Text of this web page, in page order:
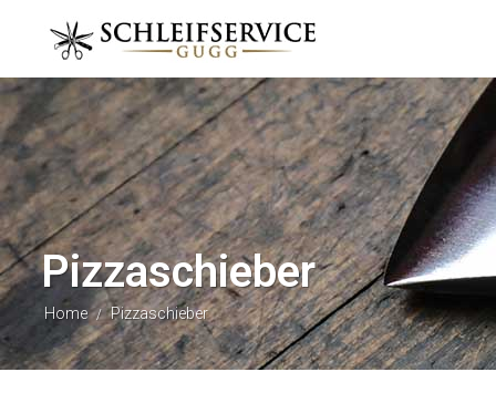
Pizzaschieber
Home / Pizzaschieber